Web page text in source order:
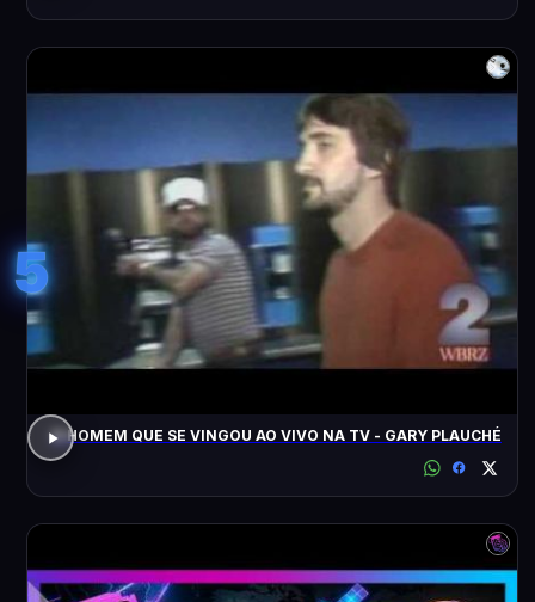
5
O HOMEM QUE SE VINGOU AO VIVO NA TV - GARY PLAUCHÉ